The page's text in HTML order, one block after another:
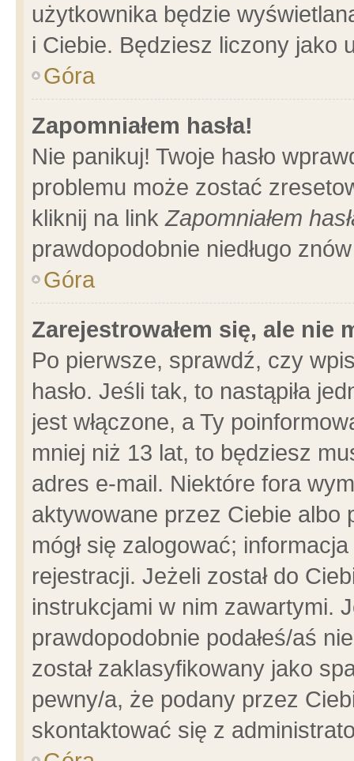
użytkownika będzie
i Ciebie. Będziesz liczony jako
Góra
Zapomniałem hasła!
Nie panikuj! Twoje hasło
problemu może zostać
kliknij na linkZapomniałem
prawdopodobnie niedługo
Góra
Zarejestrowałem się, ale nie
Po pierwsze, sprawdź, czy
hasło. Jeśli tak, to nastąpiła
jest włączone, a Ty
mniej niż 13 lat, to będziesz
adres e-mail. Niektóre fora
aktywowane przez Ciebie albo
mógł się zalogować;
rejestracji. Jeżeli został do
instrukcjami w nim zawartymi.
prawdopodobnie podałeś/aś
został zaklasyfikowany jako
pewny/a, że podany przez
skontaktować się z